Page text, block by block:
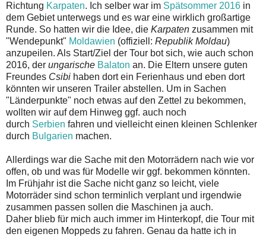
Richtung Karpaten. Ich selber war im Spätsommer 2016 in
dem Gebiet unterwegs und es war eine wirklich großartige
Runde. So hatten wir die Idee, die Karpaten zusammen mit
"Wendepunkt" Moldawien (offiziell: Republik Moldau)
anzupeilen. Als Start/Ziel der Tour bot sich, wie auch schon
2016, der ungarische Balaton an. Die Eltern unsere guten
Freundes Csibi haben dort ein Ferienhaus und eben dort
könnten wir unseren Trailer abstellen. Um in Sachen
"Länderpunkte" noch etwas auf den Zettel zu bekommen,
wollten wir auf dem Hinweg ggf. auch noch
durch Serbien fahren und vielleicht einen kleinen Schlenker
durch Bulgarien machen.
Allerdings war die Sache mit den Motorrädern nach wie vor
offen, ob und was für Modelle wir ggf. bekommen könnten.
Im Frühjahr ist die Sache nicht ganz so leicht, viele
Motorräder sind schon terminlich verplant und irgendwie
zusammen passen sollen die Maschinen ja auch.
Daher blieb für mich auch immer im Hinterkopf, die Tour mit
den eigenen Moppeds zu fahren. Genau da hatte ich in